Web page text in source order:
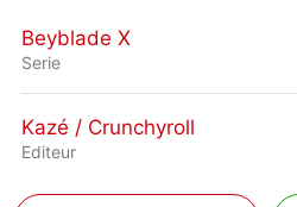
Beyblade X
Serie
Kazé / Crunchyroll
Editeur